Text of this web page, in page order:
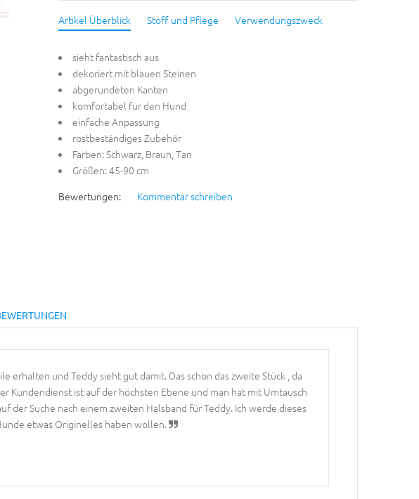
Artikel Überblick Stoff und Pflege Verwendungszweck
sieht fantastisch aus
dekoriert mit blauen Steinen
abgerundeten Kanten
komfortabel für den Hund
einfache Anpassung
rostbeständiges Zubehör
Farben: Schwarz, Braun, Tan
Größen: 45-90 cm
Bewertungen:
Kommentar schreiben
erhalten und Teddy sieht gut damit. Das schon das zweite Stück , da
Kundendienst ist auf der höchsten Ebene und man hat mit Umtausch
der Suche nach einem zweiten Halsband für Teddy. Ich werde dieses
etwas Originelles haben wollen.